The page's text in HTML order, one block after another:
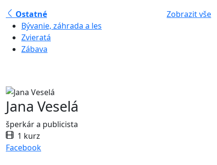
Ostatné
Zobrazit vše
Bývanie, záhrada a les
Zvieratá
Zábava
Jana Veselá
šperkár a publicista
1 kurz
Facebook